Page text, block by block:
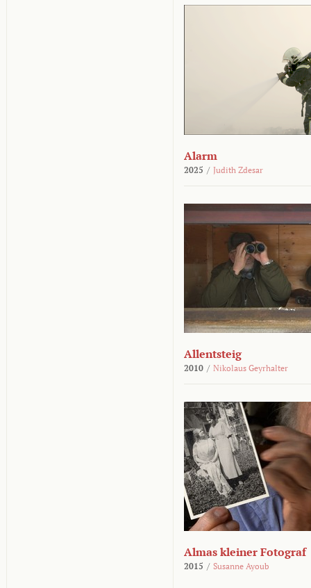
Alarm
2025 / Judith Zdesar
Allentsteig
2010 / Nikolaus Geyrhalter
Almas kleiner Fotograf
2015 / Susanne Ayoub